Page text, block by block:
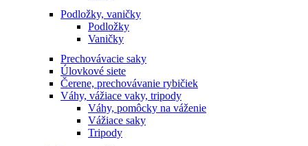
Podložky, vaničky
Podložky
Vaničky
Prechovávacie saky
Úlovkové siete
Čerene, prechovávanie rybičiek
Váhy, vážiace vaky, tripody
Váhy, pomôcky na váženie
Vážiace saky
Tripody